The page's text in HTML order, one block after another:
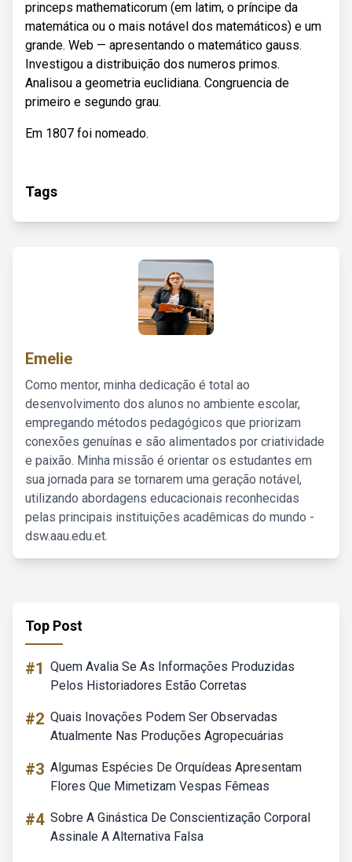
princeps mathematicorum (em latim, o príncipe da
matemática ou o mais notável dos matemáticos) e um
grande. Web — apresentando o matemático gauss.
Investigou a distribuição dos numeros primos.
Analisou a geometria euclidiana. Congruencia de
primeiro e segundo grau.
Em 1807 foi nomeado.
Tags
Emelie
Como mentor, minha dedicação é total ao
desenvolvimento dos alunos no ambiente escolar,
empregando métodos pedagógicos que priorizam
conexões genuínas e são alimentados por criatividade
e paixão. Minha missão é orientar os estudantes em
sua jornada para se tornarem uma geração notável,
utilizando abordagens educacionais reconhecidas
pelas principais instituições acadêmicas do mundo -
dsw.aau.edu.et.
Top Post
#1 Quem Avalia Se As Informações Produzidas
Pelos Historiadores Estão Corretas
#2 Quais Inovações Podem Ser Observadas
Atualmente Nas Produções Agropecuárias
#3 Algumas Espécies De Orquídeas Apresentam
Flores Que Mimetizam Vespas Fêmeas
#4 Sobre A Ginástica De Conscientização Corporal
Assinale A Alternativa Falsa